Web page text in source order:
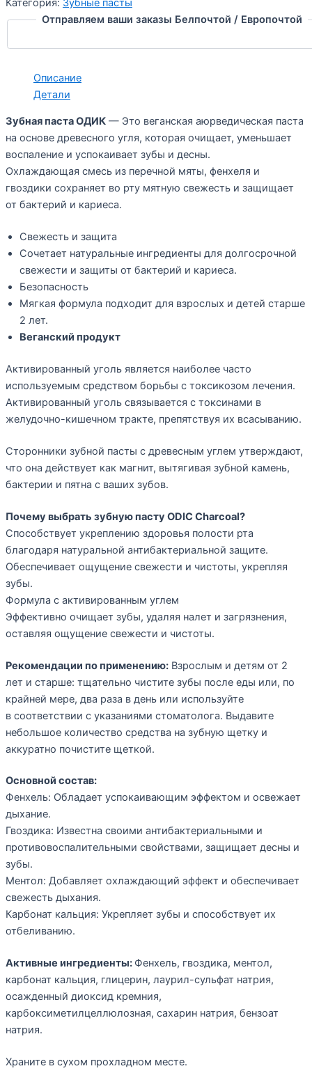
Категория: Зубные пасты
Отправляем ваши заказы Белпочтой / Европочтой
Описание
Детали
Зубная паста ОДИК — Это веганская аюрведическая паста
на основе древесного угля, которая очищает, уменьшает
воспаление и успокаивает зубы и десны.
Охлаждающая смесь из перечной мяты, фенхеля и
гвоздики сохраняет во рту мятную свежесть и защищает
от бактерий и кариеса.
Свежесть и защита
Сочетает натуральные ингредиенты для долгосрочной
свежести и защиты от бактерий и кариеса.
Безопасность
Мягкая формула подходит для взрослых и детей старше
2 лет.
Веганский продукт
Активированный уголь является наиболее часто
используемым средством борьбы с токсикозом лечения.
Активированный уголь связывается с токсинами в
желудочно-кишечном тракте, препятствуя их всасыванию.
Сторонники зубной пасты с древесным углем утверждают,
что она действует как магнит, вытягивая зубной камень,
бактерии и пятна с ваших зубов.
Почему выбрать зубную пасту ODIC Charcoal?
Способствует укреплению здоровья полости рта
благодаря натуральной антибактериальной защите.
Обеспечивает ощущение свежести и чистоты, укрепляя
зубы.
Формула с активированным углем
Эффективно очищает зубы, удаляя налет и загрязнения,
оставляя ощущение свежести и чистоты.
Рекомендации по применению: Взрослым и детям от 2
лет и старше: тщательно чистите зубы после еды или, по
крайней мере, два раза в день или используйте
в соответствии с указаниями стоматолога. Выдавите
небольшое количество средства на зубную щетку и
аккуратно почистите щеткой.
Основной состав:
Фенхель: Обладает успокаивающим эффектом и освежает
дыхание.
Гвоздика: Известна своими антибактериальными и
противовоспалительными свойствами, защищает десны и
зубы.
Ментол: Добавляет охлаждающий эффект и обеспечивает
свежесть дыхания.
Карбонат кальция: Укрепляет зубы и способствует их
отбеливанию.
Активные ингредиенты: Фенхель, гвоздика, ментол,
карбонат кальция, глицерин, лаурил-сульфат натрия,
осажденный диоксид кремния,
карбоксиметилцеллюлозная, сахарин натрия, бензоат
натрия.
Храните в сухом прохладном месте.